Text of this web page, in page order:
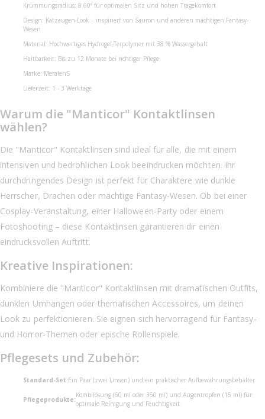
Krümmungsradius: 8.60° für optimalen Sitz und hohen Tragekomfort
Design: Katzaugen-Look – inspiriert von Sauron und anderen mächtigen Fantasy-
Wesen
Material: Hochwertiges Hydrogel-Terpolymer mit 38 % Wassergehalt
Haltbarkeit: Bis zu 12 Monate bei richtiger Pflege
Marke: MeralenS
Lieferzeit: 1 - 3 Werktage
Warum die "Manticor" Kontaktlinsen
wählen?
Die "Manticor" Kontaktlinsen sind ideal für alle, die mit einem
intensiven und bedrohlichen Look beeindrucken möchten. Ihr
durchdringendes Design ist perfekt für Charaktere wie dunkle
Herrscher, Drachen oder mächtige Fantasy-Wesen. Ob bei einer
Cosplay-Veranstaltung, einer Halloween-Party oder einem
Fotoshooting – diese Kontaktlinsen garantieren dir einen
eindrucksvollen Auftritt.
Kreative Inspirationen:
Kombiniere die "Manticor" Kontaktlinsen mit dramatischen Outfits,
dunklen Umhängen oder thematischen Accessoires, um deinen
Look zu perfektionieren. Sie eignen sich hervorragend für Fantasy-
und Horror-Themen oder epische Rollenspiele.
Pflegesets und Zubehör:
Standard-Set:Ein Paar (zwei Linsen) und ein praktischer Aufbewahrungsbehälter
Pflegeprodukte:
Kombilösung (60 ml oder 350 ml) und Augentropfen (15 ml) für
optimale Reinigung und Feuchtigkeit.